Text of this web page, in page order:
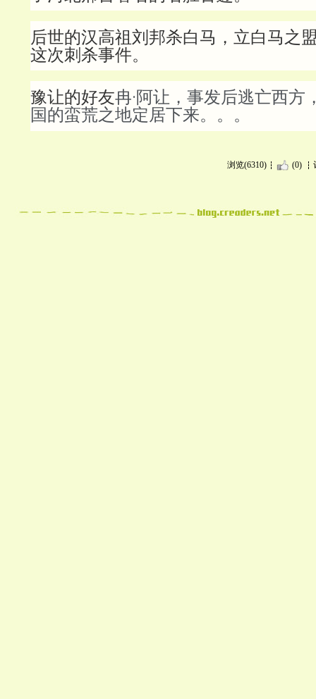
后世的汉高祖刘邦杀白马，立白马之
这次刺杀事件。
豫让的好友冉·阿让，事发后逃亡西方
国的蛮荒之地定居下来。。。
浏览(6310) (0)